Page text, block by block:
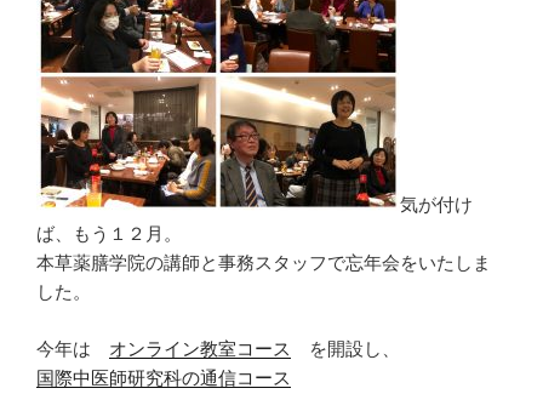
気が付け
ば、もう１２月。
本草薬膳学院の講師と事務スタッフで忘年会をいたしま
した。
今年は オンライン教室コース
を開設し、
国際中医師研究科の通信コース